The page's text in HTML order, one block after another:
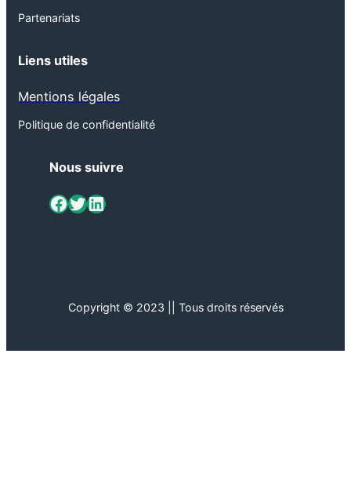
Partenariats
Liens utiles
Mentions légales
Politique de confidentialité
Nous suivre
ViaMétiers sur Facebook Twitter LinkedIn
Copyright © 2023 || Tous droits réservés